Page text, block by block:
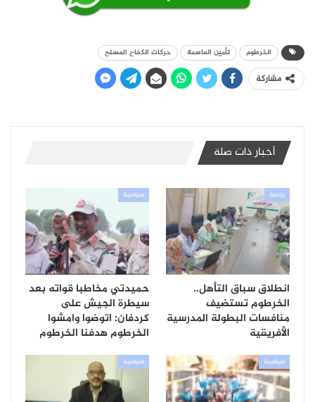
الخرطوم تأمين العاصمة حركات الكفاح المسلح
مشاركة
أخبار ذات صلة
رياضة
انطلاق سباق التأهل..
الخرطوم تستضيف
منافسات البطولة المدرسية
الأفريقية
سياسية
حميدتي مخاطبا قواته بعد
سيطرة الجيش على
كردفان: اتوضوا وامشوا
الخرطوم هدفنا الخرطوم
سياسية سياسية